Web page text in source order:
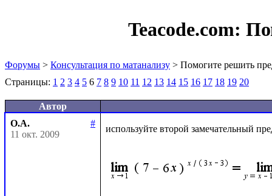
Teacode.com:
Форумы > Консультация по матанализу > Помогите решить
Страницы: 1 2 3 4 5 6 7 8 9 10 11 12 13 14 15 16 17 18 19 20
Автор
О.А.
#
11 окт. 2009
используйте второй замечательный